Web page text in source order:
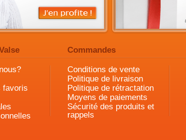
Commandes
favoris
Conditions de vente
Politique de livraison
Politique de rétractation
Moyens de paiements
Sécurité des produits et
rappels